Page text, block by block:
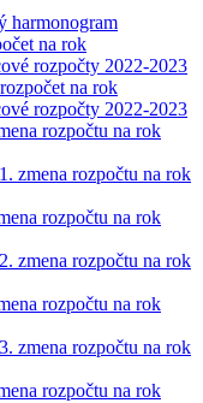
harmonogram
na rok
rozpočty 2022-2023
na rok
rozpočty 2022-2023
rozpočtu na rok
zmena rozpočtu na rok
rozpočtu na rok
zmena rozpočtu na rok
rozpočtu na rok
zmena rozpočtu na rok
rozpočtu na rok